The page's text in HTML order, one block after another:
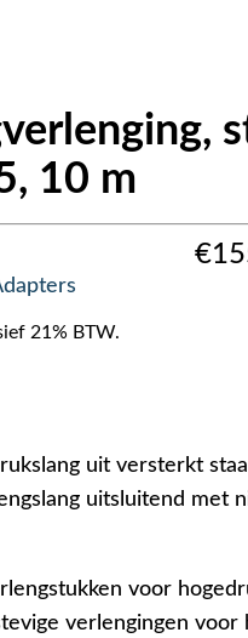
10 m
€
21% BTW.
uit versterkt
uitsluitend met
voor
verlengingen voor